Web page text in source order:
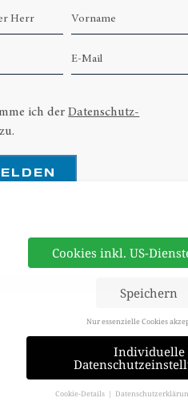
ich derDatenschutz-
zu.
Cookies inkl. US-
Speichern
Nur essenzielle Cookies
Individuelle
Cookie-Details